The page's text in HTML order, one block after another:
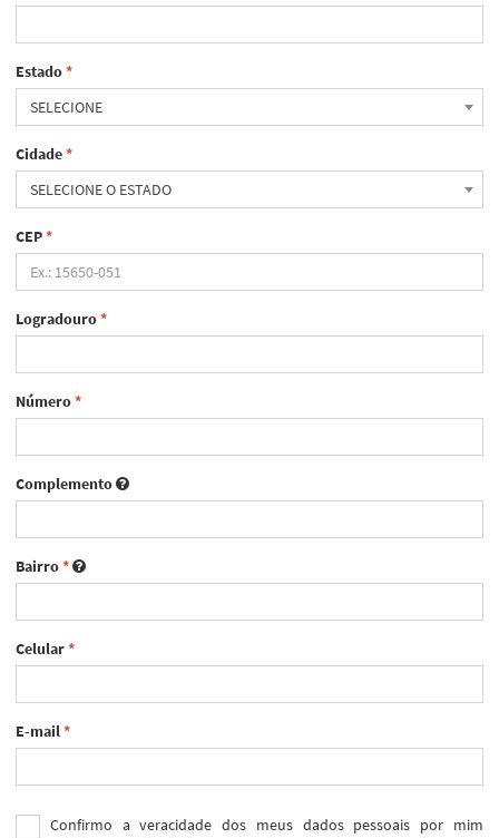
Estado*
SELECIONE
Cidade*
SELECIONE O ESTADO
CEP*
Logradouro*
Número*
Complemento
Bairro*
Celular*
E-mail*
Confirmo a veracidade dos meus dados pessoais por mim